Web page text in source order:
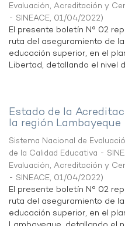
Evaluación, Acreditación y
- SINEACE, 01/04/2022)
El presente boletín N° 02
ruta del aseguramiento de
educación superior, en el
Libertad, detallando el nivel
Estado de la
la región Lambayeque
Sistema Nacional de
de la Calidad Educativa -
Evaluación, Acreditación y
- SINEACE, 01/04/2022)
El presente boletín N° 02
ruta del aseguramiento de
educación superior, en el